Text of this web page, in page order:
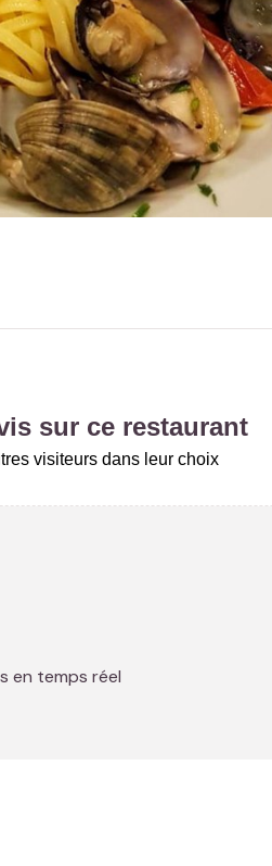
sur ce restaurant
visiteurs dans leur choix
en temps réel